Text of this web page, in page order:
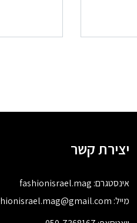
יצירת קשר
אינסטגרם: fashionisrael.mag
מייל: